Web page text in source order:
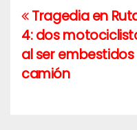
de
entradas
Tragedia en
4: dos
al ser
camión